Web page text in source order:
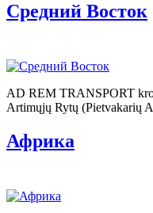
Средний Восток
AD REM TRANSPORT
Artimųjų Rytų (Pietvakarių
Африка